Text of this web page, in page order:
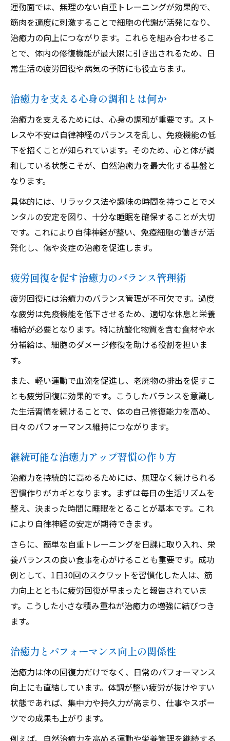
運動面では、無理のない自重トレーニングが効果的で、
筋肉を適度に刺激することで細胞の代謝が活発になり、
治癒力の向上につながります。これらを組み合わせるこ
とで、体内の修復機能が最大限に引き出されるため、日
常生活の疲労回復や病気の予防にも役立ちます。
治癒力を支える心身の調和とは何か
治癒力を支えるためには、心身の調和が重要です。スト
レスや不安は自律神経のバランスを乱し、免疫機能の低
下を招くことが知られています。そのため、心と体が調
和している状態こそが、自然治癒力を最大化する基盤と
なります。
具体的には、リラックス法や趣味の時間を持つことでメ
ンタルの安定を図り、十分な睡眠を確保することが大切
です。これにより自律神経が整い、免疫細胞の働きが活
発化し、傷や炎症の治癒を促進します。
疲労回復を促す治癒力のバランス管理術
疲労回復には治癒力のバランス管理が不可欠です。過度
な疲労は免疫機能を低下させるため、適切な休息と栄養
補給が必要となります。特に抗酸化物質を含む食材や水
分補給は、細胞のダメージ修復を助ける役割を担いま
す。
また、軽い運動で血流を促進し、老廃物の排出を促すこ
とも疲労回復に効果的です。こうしたバランスを意識し
た生活習慣を続けることで、体の自己修復能力を高め、
日々のパフォーマンス維持につながります。
継続可能な治癒力アップ習慣の作り方
治癒力を持続的に高めるためには、無理なく続けられる
習慣作りがカギとなります。まずは毎日の生活リズムを
整え、決まった時間に睡眠をとることが基本です。これ
により自律神経の安定が期待できます。
さらに、簡単な自重トレーニングを日課に取り入れ、栄
養バランスの良い食事を心がけることも重要です。成功
例として、1日30回のスクワットを習慣化した人は、筋
力向上とともに疲労回復が早まったと報告されていま
す。こうした小さな積み重ねが治癒力の増強に結びつき
ます。
治癒力とパフォーマンス向上の関係性
治癒力は体の回復力だけでなく、日常のパフォーマンス
向上にも直結しています。体調が整い疲労が抜けやすい
状態であれば、集中力や持久力が高まり、仕事やスポー
ツでの成果も上がります。
例えば、自然治癒力を高める運動や栄養管理を継続する